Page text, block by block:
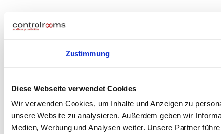
Zustimmung
Diese Webseite verwendet Cookies
Wir verwenden Cookies, um Inhalte und Anzeigen zu
unsere Website zu analysieren. Außerdem geben wir
Medien, Werbung und Analysen weiter. Unsere Partner